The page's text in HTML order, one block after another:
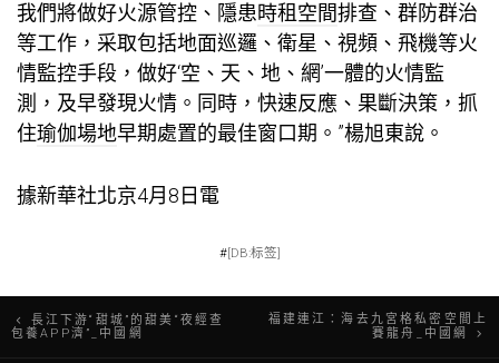
我們將做好火源管控、隱患時租空間排查、群防群治
等工作，采取包括地面巡邏、衛星、視頻、飛機等火
情監控手段，做好‘空、天、地、網’一體的火情監
測，及早發現火情。同時，快速反應、果斷決策，抓
住瑜伽場地早期處置的最佳窗口期。”楊旭東說。
據新華社北京4月8日電
#[DB:标签]
文長江下游“甜城”的甜美“夜經查
包養APP濟”_中國網
福建連江：海去九宮格私密空間上
賽龍舟_中國網